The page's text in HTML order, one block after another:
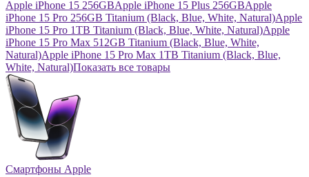
Apple iPhone 15 256GBApple iPhone 15 Plus 256GBApple
iPhone 15 Pro 256GB Titanium (Black, Blue, White, Natural)Apple
iPhone 15 Pro 1TB Titanium (Black, Blue, White, Natural)Apple
iPhone 15 Pro Max 512GB Titanium (Black, Blue, White,
Natural)Apple iPhone 15 Pro Max 1TB Titanium (Black, Blue,
White, Natural)Показать все товары
Смартфоны Apple